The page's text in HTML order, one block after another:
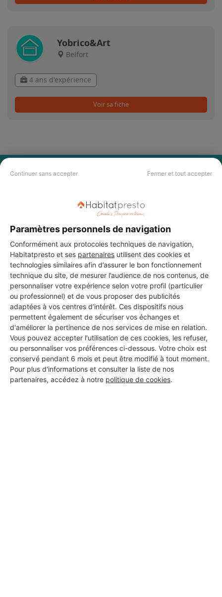
Continuer sans accepter Fermer et tout accepter
Paramètres personnels de navigation
Conformément aux protocoles techniques de navigation,
Habitatpresto et ses partenaires utilisent des cookies et
technologies similaires afin d’assurer le bon fonctionnement
technique du site, de mesurer l’audience de nos contenus, de
personnaliser votre expérience selon votre profil (particulier
ou professionnel) et de vous proposer des publicités
adaptées à vos centres d’intérêt. Ces dispositifs nous
permettent également de sécuriser vos échanges et
d'améliorer la pertinence de nos services de mise en relation.
Vous pouvez accepter l'utilisation de ces cookies, les refuser,
ou personnaliser vos préférences ci-dessous. Votre choix est
conservé pendant 6 mois et peut être modifié à tout moment.
Pour plus d'informations et consulter la liste de nos
partenaires, accédez à notre politique de cookies.
Yobrico&Art
Belfort
4 ans d'expérience
Voir sa fiche
PAS LE TEMPS DE
choisir ? Demandez des devis travauxauprès de notre réseau de 5 000
DEMANDER UN DEVIS